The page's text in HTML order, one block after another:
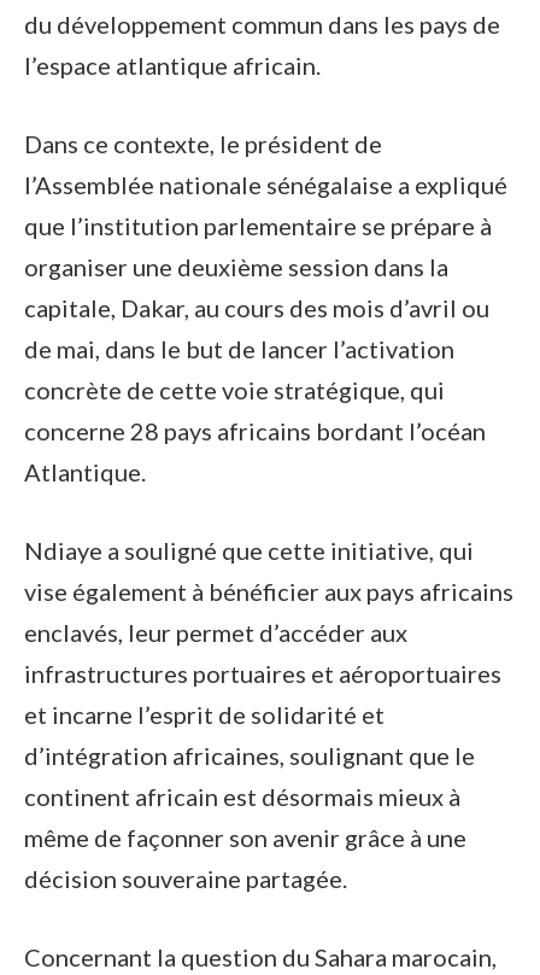
du développement commun dans les pays de
l’espace atlantique africain.
Dans ce contexte, le président de
l’Assemblée nationale sénégalaise a expliqué
que l’institution parlementaire se prépare à
organiser une deuxième session dans la
capitale, Dakar, au cours des mois d’avril ou
de mai, dans le but de lancer l’activation
concrète de cette voie stratégique, qui
concerne 28 pays africains bordant l’océan
Atlantique.
Ndiaye a souligné que cette initiative, qui
vise également à bénéficier aux pays africains
enclavés, leur permet d’accéder aux
infrastructures portuaires et aéroportuaires
et incarne l’esprit de solidarité et
d’intégration africaines, soulignant que le
continent africain est désormais mieux à
même de façonner son avenir grâce à une
décision souveraine partagée.
Concernant la question du Sahara marocain,